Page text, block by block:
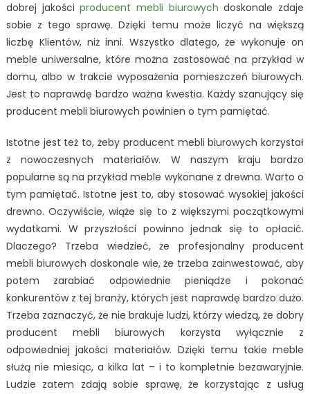
dobrej jakościproducent mebli biurowych doskonale zdaje
sobie z tego sprawę. Dzięki temu może liczyć na większą
liczbę Klientów, niż inni. Wszystko dlatego, że wykonuje on
meble uniwersalne, które można zastosować na przykład w
domu, albo w trakcie wyposażenia pomieszczeń biurowych.
Jest to naprawdę bardzo ważna kwestia. Każdy szanujący się
producent mebli biurowych powinien o tym pamiętać.
Istotne jest też to, żeby producent mebli biurowych korzystał
z nowoczesnych materiałów. W naszym kraju bardzo
popularne są na przykład meble wykonane z drewna. Warto o
tym pamiętać. Istotne jest to, aby stosować wysokiej jakości
drewno. Oczywiście, wiąże się to z większymi początkowymi
wydatkami. W przyszłości powinno jednak się to opłacić.
Dlaczego? Trzeba wiedzieć, że profesjonalny producent
mebli biurowych doskonale wie, że trzeba zainwestować, aby
potem zarabiać odpowiednie pieniądze i pokonać
konkurentów z tej branży, których jest naprawdę bardzo dużo.
Trzeba zaznaczyć, że nie brakuje ludzi, którzy wiedzą, że dobry
producent mebli biurowych korzysta wyłącznie z
odpowiedniej jakości materiałów. Dzięki temu takie meble
służą nie miesiąc, a kilka lat – i to kompletnie bezawaryjnie.
Ludzie zatem zdają sobie sprawę, że korzystając z usług